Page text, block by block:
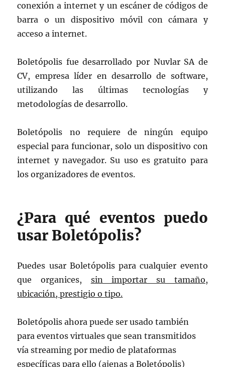
conexión a internet y un escáner de códigos de
barra o un dispositivo móvil con cámara y
acceso a internet.
Boletópolis fue desarrollado por Nuvlar SA de
CV, empresa líder en desarrollo de software,
utilizando las últimas tecnologías y
metodologías de desarrollo.
Boletópolis no requiere de ningún equipo
especial para funcionar, solo un dispositivo con
internet y navegador. Su uso es gratuito para
los organizadores de eventos.
¿Para qué eventos puedo
usar Boletópolis?
Puedes usar Boletópolis para cualquier evento
que organices, sin importar su tamaño,
ubicación, prestigio o tipo.
Boletópolis ahora puede ser usado también
para eventos virtuales que sean transmitidos
vía streaming por medio de plataformas
específicas para ello (ajenas a Boletópolis)